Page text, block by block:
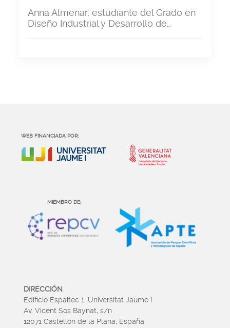
Anna Almenar, estudiante del Grado en
Diseño Industrial y Desarrollo de…
WEB FINANCIADA POR:
MIEMBRO DE:
DIRECCIÓN
Edificio Espaitec 1, Universitat Jaume I
Av. Vicent Sos Baynat, s/n
12071 Castellón de la Plana, España